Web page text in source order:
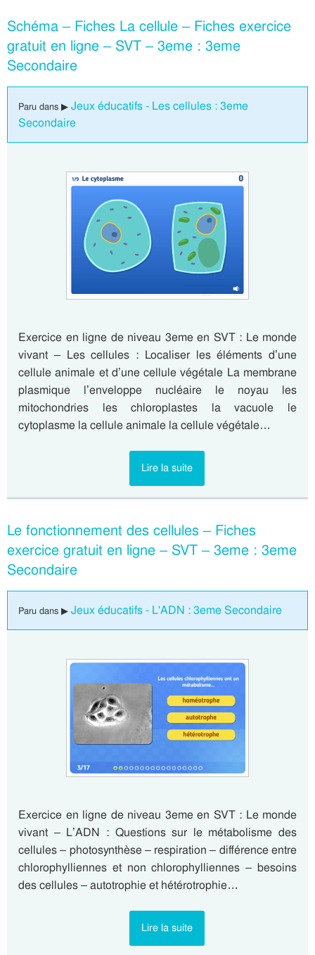
Schéma – Fiches La cellule – Fiches exercice
gratuit en ligne – SVT – 3eme : 3eme
Secondaire
Paru dans ▶ Jeux éducatifs - Les cellules : 3eme
Secondaire
Exercice en ligne de niveau 3eme en SVT : Le monde
vivant – Les cellules : Localiser les éléments d’une
cellule animale et d’une cellule végétale La membrane
plasmique l’enveloppe nucléaire le noyau les
mitochondries les chloroplastes la vacuole le
cytoplasme la cellule animale la cellule végétale…
Lire la suite
Le fonctionnement des cellules – Fiches
exercice gratuit en ligne – SVT – 3eme : 3eme
Secondaire
Paru dans ▶ Jeux éducatifs - L'ADN : 3eme Secondaire
Exercice en ligne de niveau 3eme en SVT : Le monde
vivant – L’ADN : Questions sur le métabolisme des
cellules – photosynthèse – respiration – différence entre
chlorophylliennes et non chlorophylliennes – besoins
des cellules – autotrophie et hétérotrophie…
Lire la suite